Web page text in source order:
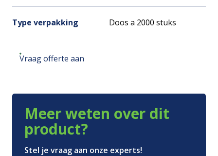
Type verpakking Doos a 2000 stuks
Vraag offerte aan
Meer weten over dit
product?
Stel je vraag aan onze experts!